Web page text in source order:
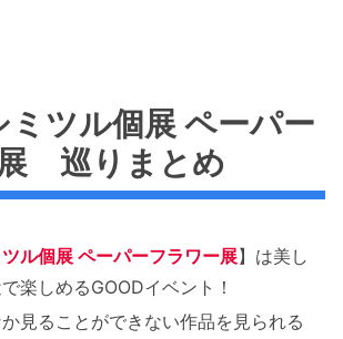
ミツル個展 ペーパー
巡りまとめ
ル個展 ペーパーフラワー展】は美し
楽しめるGOODイベント！
見ることができない作品を見られる